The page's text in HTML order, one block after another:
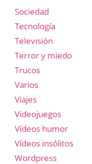
Sociedad
Tecnología
Televisión
Terror y miedo
Trucos
Varios
Viajes
Videojuegos
Vídeos humor
Vídeos insólitos
Wordpress